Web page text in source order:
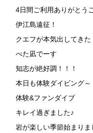
4日間ご利用ありがとう
伊江島遠征！
クエフが本気出してきた
べた凪でーす
知志が絶好調！！！
本日も体験ダイビング～
体験&ファンダイブ
キレイ過ぎました♪
岩が楽しい季節始まりま